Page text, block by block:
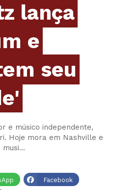
lança
e
seu
e músico independente,
Hoje mora em Nashville e
musi…
Facebook